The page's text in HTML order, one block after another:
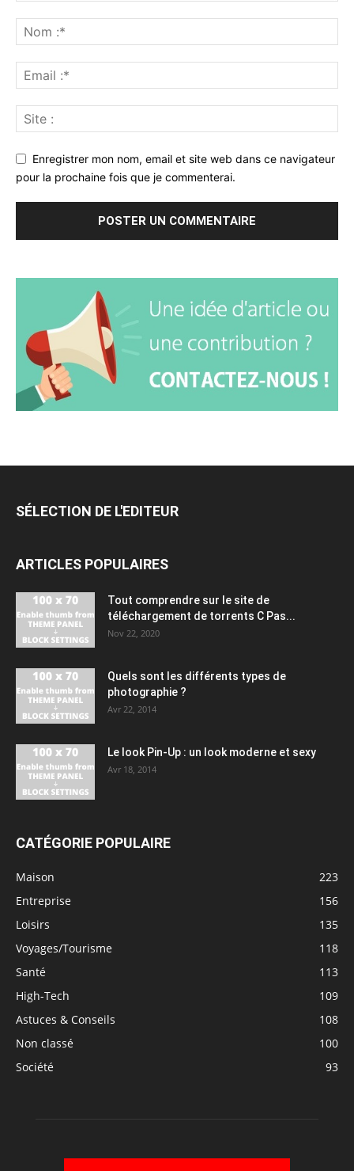
Enregistrer mon nom, email et site web dans ce navigateur
pour la prochaine fois que je commenterai.
SÉLECTION DE L'EDITEUR
ARTICLES POPULAIRES
Tout comprendre sur le site de
téléchargement de torrents C Pas...
Nov 22, 2020
Quels sont les différents types de
photographie ?
Avr 22, 2014
Le look Pin-Up : un look moderne et sexy
Avr 18, 2014
CATÉGORIE POPULAIRE
Maison
223
Entreprise
156
Loisirs
135
Voyages/Tourisme
118
Santé
113
High-Tech
109
Astuces & Conseils
108
Non classé
100
Société
93